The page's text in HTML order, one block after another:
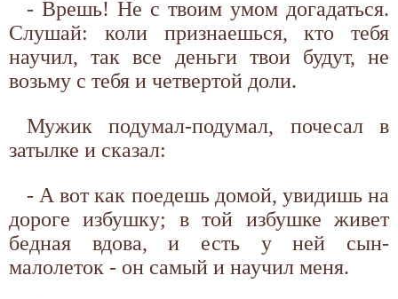
- Врешь! Не с твоим умом догадаться.
Слушай: коли признаешься, кто тебя
научил, так все деньги твои будут, не
возьму с тебя и четвертой доли.
Мужик подумал-подумал, почесал в
затылке и сказал:
- А вот как поедешь домой, увидишь на
дороге избушку; в той избушке живет
бедная вдова, и есть у ней сын-
малолеток - он самый и научил меня.